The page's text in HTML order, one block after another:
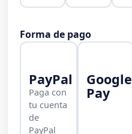
Forma de pago
PayPal
Paga con
tu cuenta
de
PayPal
Google
Pay